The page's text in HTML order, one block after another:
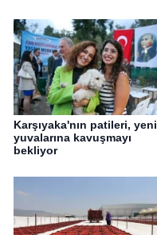
Karşıyaka'nın patileri, yeni
yuvalarına kavuşmayı
bekliyor